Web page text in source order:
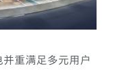
重满足多元用户